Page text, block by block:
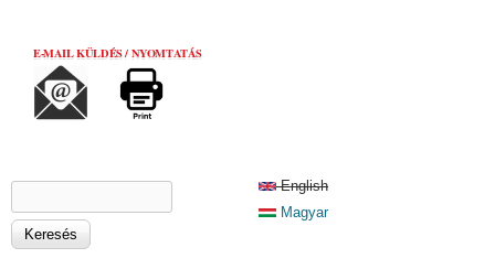
E-MAIL KÜLDÉS / NYOMTATÁS
KERESÉS ŰRLAP
English
Magyar